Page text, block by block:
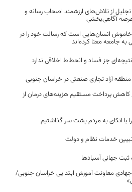
از تلاش‌های ارزشمند اصحاب رسانه و
عرصه آگاهی‌بخشی
خاموش انسان‌هایی است که رسالت خود را در
جامعه معنا کرده‌اند
جز فساد و انحطاط اخلاقی ندارد
منطقه آزاد تجاری صنعتی در خراسان جنوبی
کاهش پرداخت مستقیم هزینه‌های درمان از
با اتکای به مردم پشت سر گذاشتیم
خدمات نظام و دولت
جهانی آسبادها
جهادی معاونت آموزش ابتدایی خراسان جنوبی/